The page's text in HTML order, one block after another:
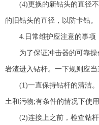
(4)更换的新钻头的直径不
的旧钻头的直径，以防卡钻。
4.日常维护应注意的事项
为了保证冲击器的可靠操
岩渣进入钻杆。一下规则应当
(1)一直保持钻杆的清洁。
土和污物;有条件的情况下使用
(2)连接上之前，检查钻杆